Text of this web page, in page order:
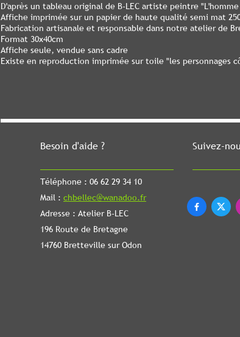
Besoin d'aide ?
Téléphone : 06 62 29 34 10
Mail : chbellec@wanadoo.fr
Adresse : Atelier B-LEC
196 Route de Bretagne
14760 Bretteville sur Odon
Suivez-
 
D'après un tableau original de B-LEC artiste peintre
Affiche imprimée sur un papier de haute qualité semi mat
Fabrication artisanale et responsable dans notre atelier de
Format 30x40cm
Affiche seule, vendue sans cadre
Existe en reproduction imprimée sur toile "les personnages